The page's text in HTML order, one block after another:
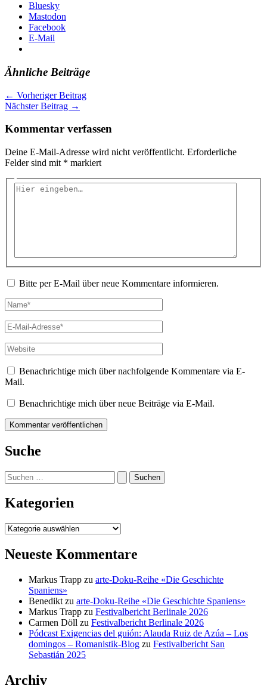
Bluesky
Mastodon
Facebook
E-Mail
Ähnliche Beiträge
← Vorheriger Beitrag
Nächster Beitrag →
Kommentar verfassen
Deine E-Mail-Adresse wird nicht veröffentlicht. Erforderliche
Felder sind mit * markiert
Hier
Bitte per E-Mail über neue Kommentare informieren.
Name*
E-
Mail-
Adresse*
Website
Benachrichtige mich über nachfolgende Kommentare via E-
Mail.
Benachrichtige mich über neue Beiträge via E-Mail.
Suche
Suchen
nach:
Kategorien
Kategorien
Neueste Kommentare
Markus Trapp zu arte-Doku-Reihe «Die Geschichte
Spaniens»
Benedikt zu arte-Doku-Reihe «Die Geschichte Spaniens»
Markus Trapp zu Festivalbericht Berlinale 2026
Carmen Döll zu Festivalbericht Berlinale 2026
Pódcast Exigencias del guión: Alauda Ruiz de Azúa – Los
domingos – Romanistik-Blog zu Festivalbericht San
Sebastián 2025
Archiv